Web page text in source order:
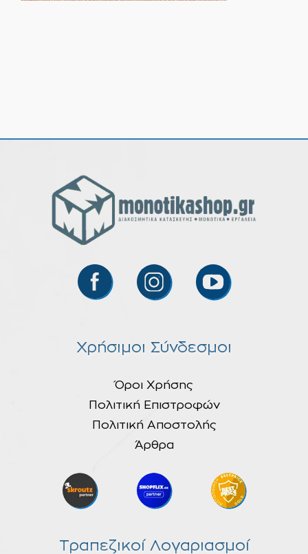
Χρήσιμοι Σύνδεσμοι
Όροι Χρήσης
Πολιτική Επιστροφών
Πολιτική Αποστολής
Άρθρα
Τραπεζικοί Λογαριασμοί